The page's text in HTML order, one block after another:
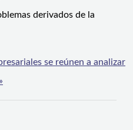
derivados de la
se reúnen a analizar